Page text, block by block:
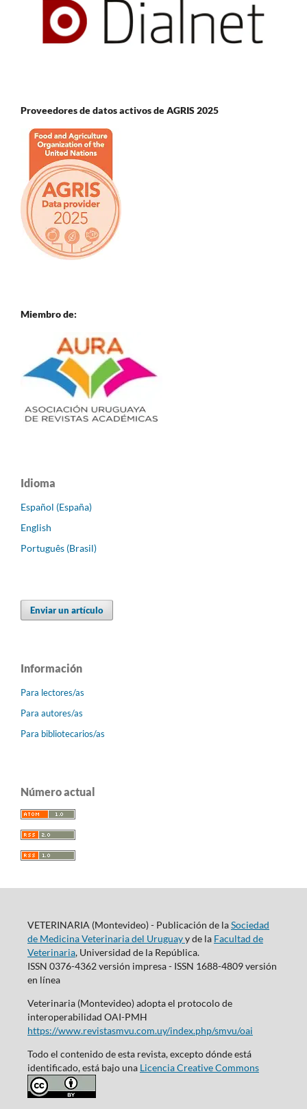
Proveedores de datos activos de AGRIS 2025
Miembro de:
Idioma
Español (España)
English
Português (Brasil)
Enviar un artículo
Información
Para lectores/as
Para autores/as
Para bibliotecarios/as
Número actual
VETERINARIA (Montevideo) - Publicación de laSociedad
de Medicina Veterinaria del Uruguayy de la Facultad de
Veterinaria, Universidad de la República.
ISSN 0376-4362 versión impresa - ISSN 1688-4809 versión
en línea
Veterinaria (Montevideo) adopta el protocolo de
interoperabilidad OAI-PMH
https://www.revistasmvu.com.uy/index.php/smvu/oai
Todo el contenido de esta revista, excepto dónde está
identificado, está bajo una Licencia Creative Commons